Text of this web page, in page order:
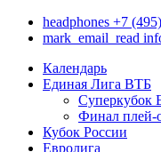
headphones +7
mark_email_read
Календарь
Единая Лига ВТБ
Суперкубок
Финал
Кубок России
Евролига